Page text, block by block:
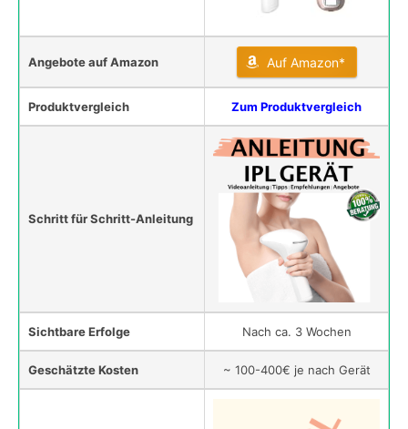
Angebote auf Amazon Auf Amazon*
Produktvergleich Zum Produktvergleich
Schritt für Schritt-Anleitung
Sichtbare Erfolge Nach ca. 3 Wochen
Geschätzte Kosten ~ 100-400€ je nach Gerät